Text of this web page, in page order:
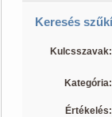
Keresés
Kulcsszavak:
Kategória:
Értékelés: